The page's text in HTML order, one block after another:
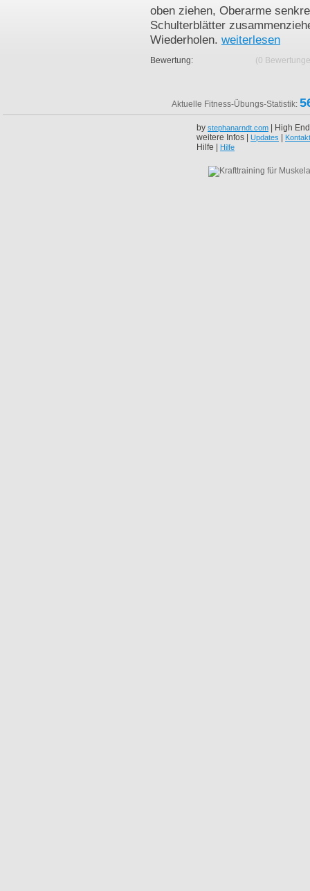
oben ziehen, Oberarme
Schulterblätter
Wiederholen. weiterlesen
Bewertung: (0
Aktuelle Fitness-Übungs-Statistik:
by stephanarndt.com | High
weitere Infos | Updates Kontakt
Hilfe | Hilfe